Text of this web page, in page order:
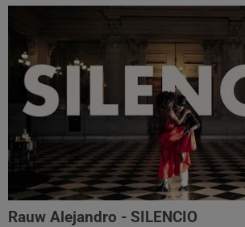
Rauw Alejandro - SILENCIO